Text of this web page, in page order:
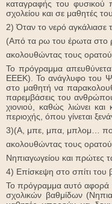
καταγραφής του φυσικού
σχολείου και σε μαθητές
2) Όταν το νερό αγκάλιασε
(Από τα ρω του έρωτα στο
ακολουθώντας τους
Το πρόγραμμα
ΕΕΕΚ). To ανάγλυφο του
στο μαθητή να
παρεμβάσεις του
χιονιού, καθώς λιώνει
περιοχής, όπου γίνεται
3)(Α, μπε, μπα, μπλομ…
ακολουθώντας τους
Νηπιαγωγείου και πρώτες
4) Επίσκεψη στο σπίτι του
Το πρόγραμμα αυτό αφορά
σχολικών βαθμίδων